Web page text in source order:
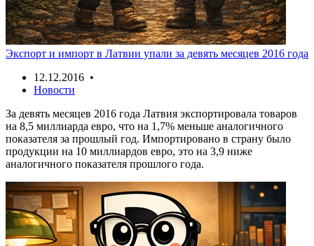
Экспорт и импорт в Латвии упали за девять месяцев 2016 года
12.12.2016 •
Новости
За девять месяцев 2016 года Латвия экспортировала товаров
на 8,5 миллиарда евро, что на 1,7% меньше аналогичного
показателя за прошлый год. Импортировано в страну было
продукции на 10 миллиардов евро, это на 3,9 ниже
аналогичного показателя прошлого года.